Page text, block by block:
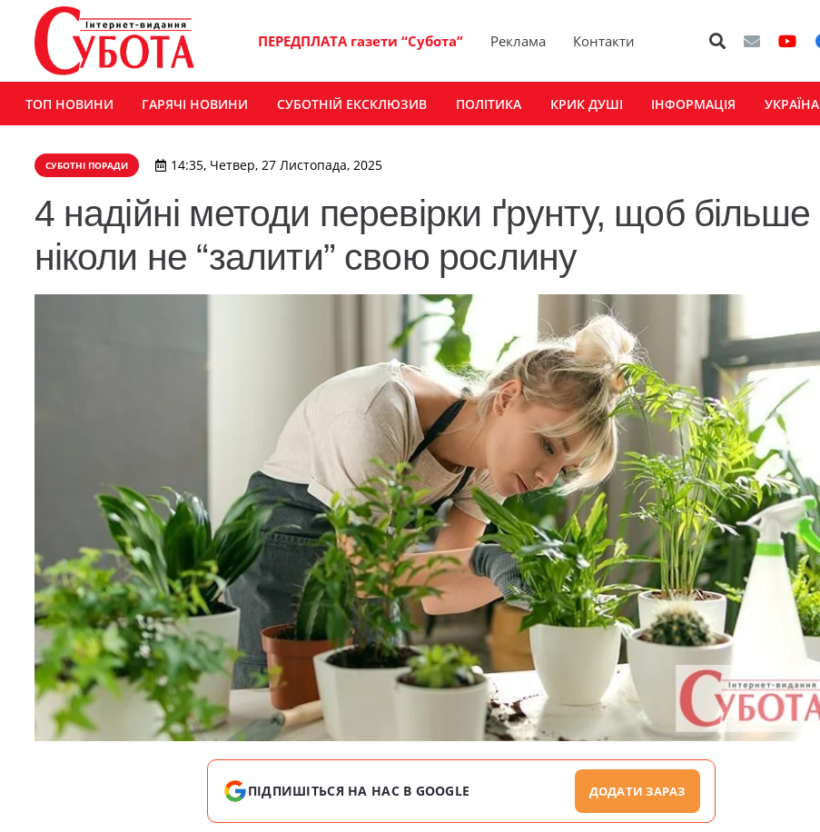
ПЕРЕДПЛАТА газети “Субота” Реклама Контакти
ТОП НОВИНИ ГАРЯЧІ НОВИНИ СУБОТНІЙ ЕКСКЛЮЗИВ ПОЛІТИКА КРИК ДУШІ ІНФОРМАЦІЯ УКРАЇНА
СУБОТНІ ПОРАДИ 14:35, Четвер, 27 Листопада, 2025
4 надійні методи перевірки ґрунту, щоб більше
ніколи не “залити” свою рослину
ПІДПИШІТЬСЯ НА НАС В GOOGLE ДОДАТИ ЗАРАЗ